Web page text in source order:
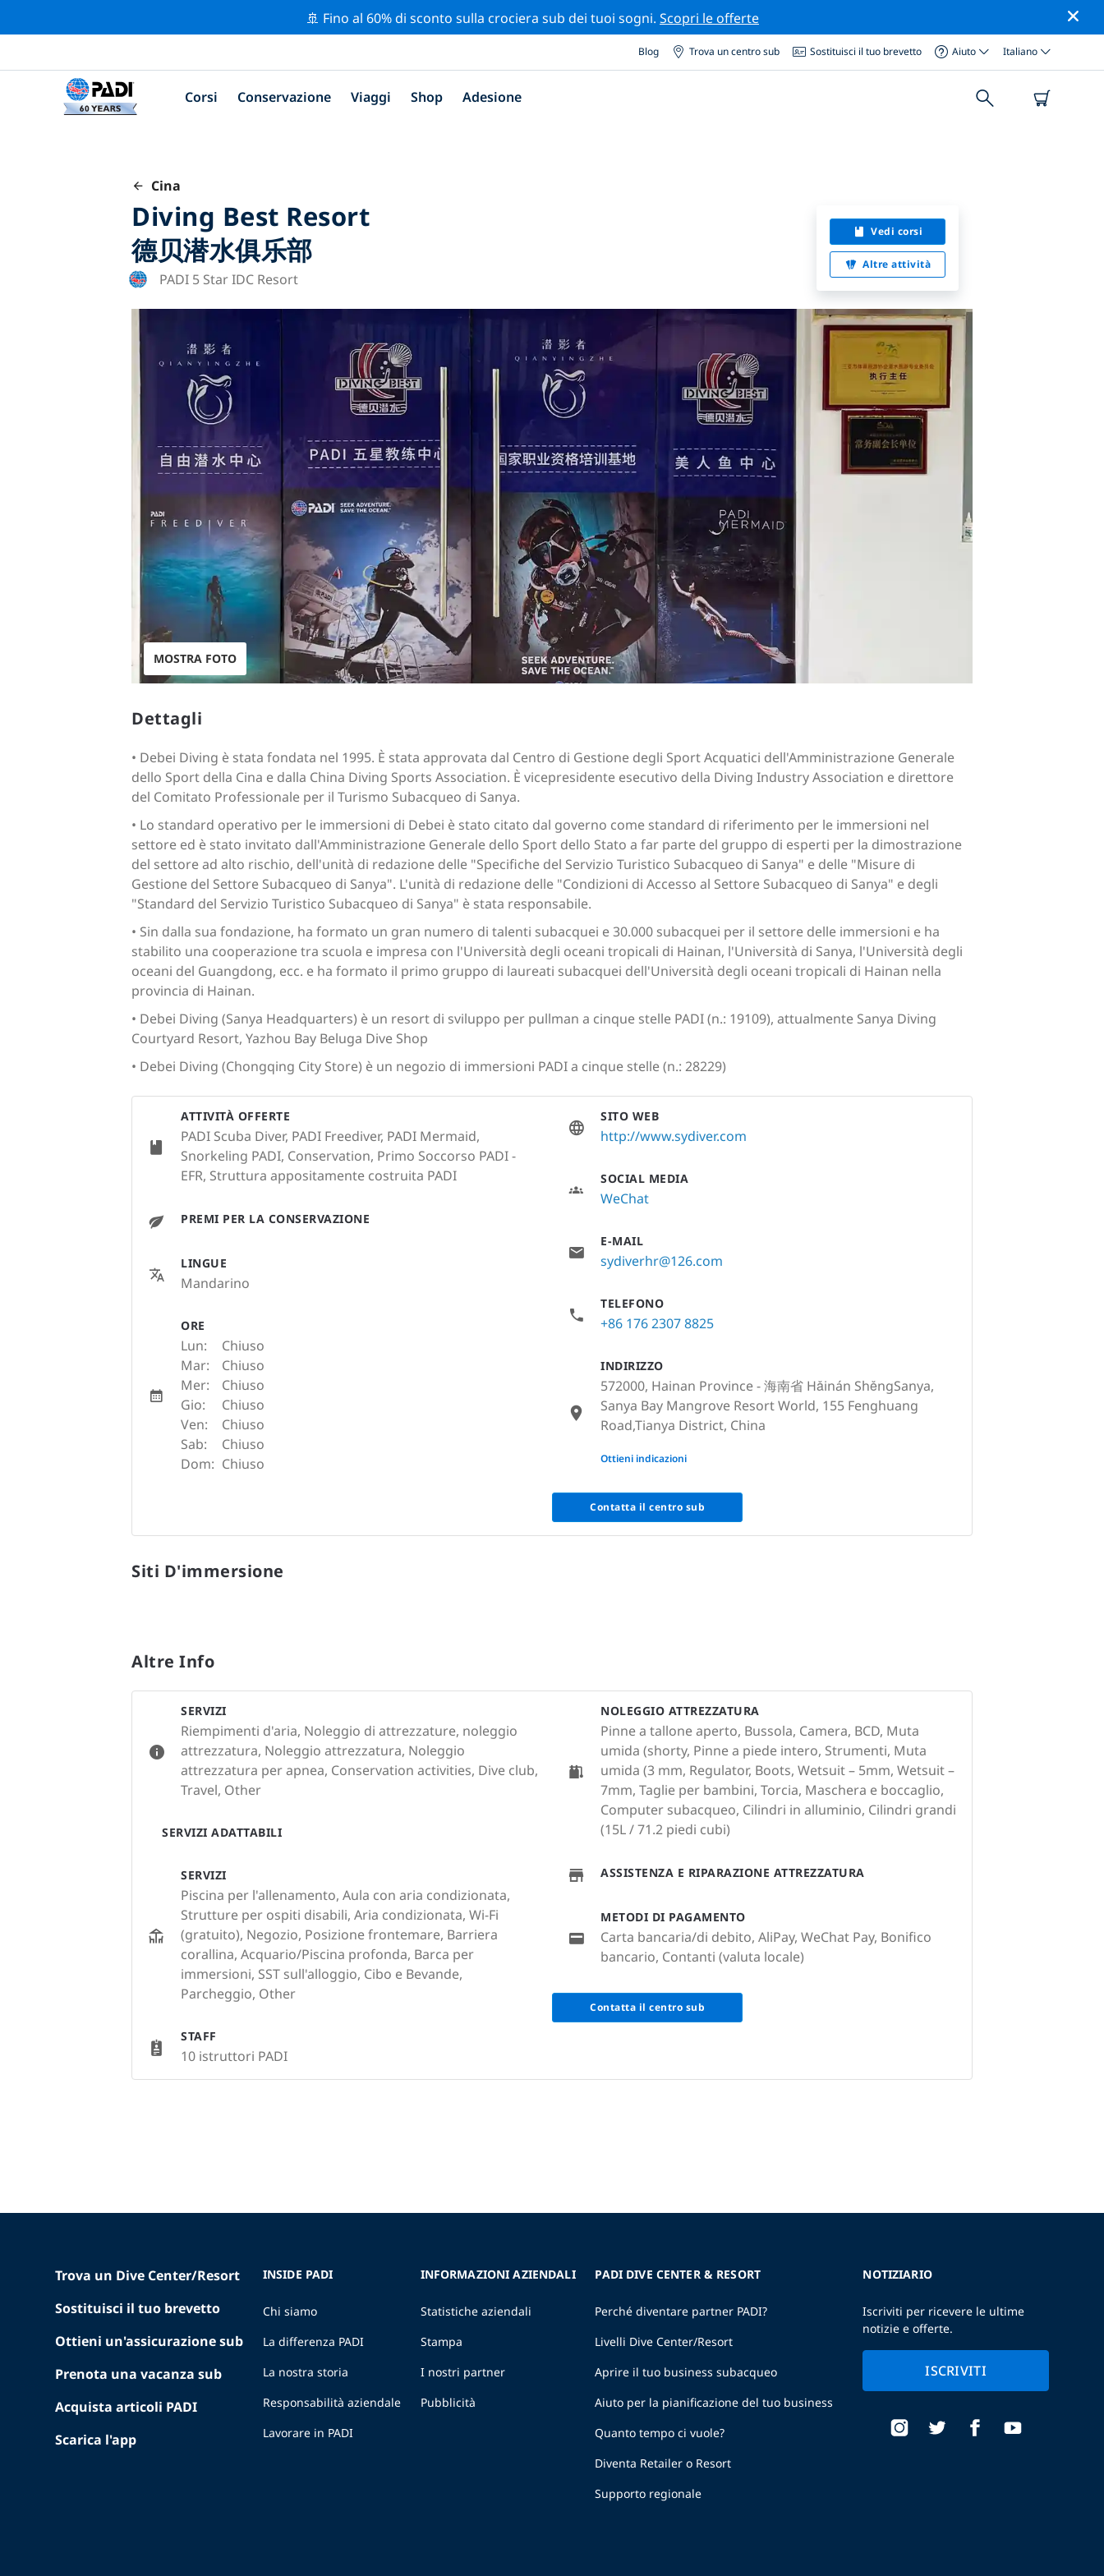
🚢 Fino al 60% di sconto sulla crociera sub dei tuoi sogni. Scopri le offerte
Blog Trova un centro sub Sostituisci il tuo brevetto Aiuto Italiano
Corsi Conservazione Viaggi Shop Adesione
Cina
Diving Best Resort
德贝潜水俱乐部
PADI 5 Star IDC Resort
Vedi corsi
Altre attività
MOSTRA FOTO
Dettagli
• Debei Diving è stata fondata nel 1995. È stata approvata dal Centro di Gestione degli Sport Acquatici dell'Amministrazione Generale
dello Sport della Cina e dalla China Diving Sports Association. È vicepresidente esecutivo della Diving Industry Association e direttore
del Comitato Professionale per il Turismo Subacqueo di Sanya.
• Lo standard operativo per le immersioni di Debei è stato citato dal governo come standard di riferimento per le immersioni nel
settore ed è stato invitato dall'Amministrazione Generale dello Sport dello Stato a far parte del gruppo di esperti per la dimostrazione
del settore ad alto rischio, dell'unità di redazione delle "Specifiche del Servizio Turistico Subacqueo di Sanya" e delle "Misure di
Gestione del Settore Subacqueo di Sanya". L'unità di redazione delle "Condizioni di Accesso al Settore Subacqueo di Sanya" e degli
"Standard del Servizio Turistico Subacqueo di Sanya" è stata responsabile.
• Sin dalla sua fondazione, ha formato un gran numero di talenti subacquei e 30.000 subacquei per il settore delle immersioni e ha
stabilito una cooperazione tra scuola e impresa con l'Università degli oceani tropicali di Hainan, l'Università di Sanya, l'Università degli
oceani del Guangdong, ecc. e ha formato il primo gruppo di laureati subacquei dell'Università degli oceani tropicali di Hainan nella
provincia di Hainan.
• Debei Diving (Sanya Headquarters) è un resort di sviluppo per pullman a cinque stelle PADI (n.: 19109), attualmente Sanya Diving
Courtyard Resort, Yazhou Bay Beluga Dive Shop
• Debei Diving (Chongqing City Store) è un negozio di immersioni PADI a cinque stelle (n.: 28229)
ATTIVITÀ OFFERTE
PADI Scuba Diver, PADI Freediver, PADI Mermaid,
Snorkeling PADI, Conservation, Primo Soccorso PADI -
EFR, Struttura appositamente costruita PADI
PREMI PER LA CONSERVAZIONE
LINGUE
Mandarino
ORE
Lun:
Chiuso
Mar:
Chiuso
Mer:
Chiuso
Gio:
Chiuso
Ven:
Chiuso
Sab:
Chiuso
Dom: Chiuso
SITO WEB
http://www.sydiver.com
SOCIAL MEDIA
WeChat
E-MAIL
sydiverhr@126.com
TELEFONO
+86 176 2307 8825
INDIRIZZO
572000, Hainan Province - 海南省 Hǎinán ShěngSanya,
Sanya Bay Mangrove Resort World, 155 Fenghuang
Road,Tianya District, China
None
Ottieni indicazioni
Contatta il centro sub
Siti D'immersione
Altre Info
SERVIZI
Riempimenti d'aria, Noleggio di attrezzature, noleggio
attrezzatura, Noleggio attrezzatura, Noleggio
attrezzatura per apnea, Conservation activities, Dive club,
Travel, Other
SERVIZI ADATTABILI
SERVIZI
Piscina per l'allenamento, Aula con aria condizionata,
Strutture per ospiti disabili, Aria condizionata, Wi-Fi
(gratuito), Negozio, Posizione frontemare, Barriera
corallina, Acquario/Piscina profonda, Barca per
immersioni, SST sull'alloggio, Cibo e Bevande,
Parcheggio, Other
STAFF
10 istruttori PADI
NOLEGGIO ATTREZZATURA
Pinne a tallone aperto, Bussola, Camera, BCD, Muta
umida (shorty, Pinne a piede intero, Strumenti, Muta
umida (3 mm, Regulator, Boots, Wetsuit – 5mm, Wetsuit –
7mm, Taglie per bambini, Torcia, Maschera e boccaglio,
Computer subacqueo, Cilindri in alluminio, Cilindri grandi
(15L / 71.2 piedi cubi)
ASSISTENZA E RIPARAZIONE ATTREZZATURA
METODI DI PAGAMENTO
Carta bancaria/di debito, AliPay, WeChat Pay, Bonifico
bancario, Contanti (valuta locale)
Contatta il centro sub
Trova un Dive Center/Resort
Sostituisci il tuo brevetto
Ottieni un'assicurazione sub
Prenota una vacanza sub
Acquista articoli PADI
Scarica l'app
INSIDE PADI
Chi siamo
La differenza PADI
La nostra storia
Responsabilità aziendale
Lavorare in PADI
INFORMAZIONI AZIENDALI
Statistiche aziendali
Stampa
I nostri partner
Pubblicità
PADI DIVE CENTER & RESORT
Perché diventare partner PADI?
Livelli Dive Center/Resort
Aprire il tuo business subacqueo
Aiuto per la pianificazione del tuo business
Quanto tempo ci vuole?
Diventa Retailer o Resort
Supporto regionale
NOTIZIARIO
Iscriviti per ricevere le ultime
notizie e offerte.
ISCRIVITI